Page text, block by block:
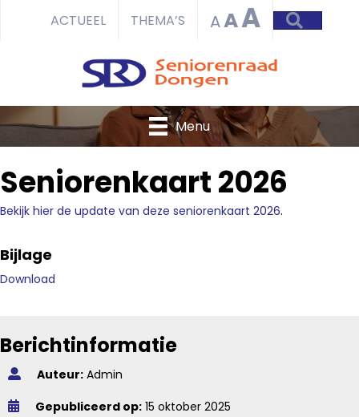
ACTUEEL THEMA’S AAA
Menu
Seniorenkaart 2026
Bekijk hier de update van deze seniorenkaart 2026.
Bijlage
Download
Berichtinformatie
Auteur: Admin
Gepubliceerd op: 15 oktober 2025